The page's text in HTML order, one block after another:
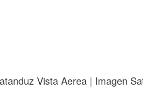
Vista Aerea | Imagen